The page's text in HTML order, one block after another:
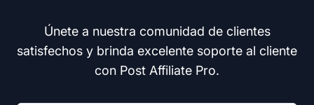
Únete a nuestra comunidad de clientes
satisfechos y brinda excelente soporte al cliente
con Post Affiliate Pro.